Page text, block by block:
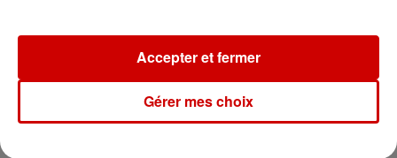
Aménager un school bus au
Canada et accueillir les bleus à
Gérer mes choix
Accepter et fermer